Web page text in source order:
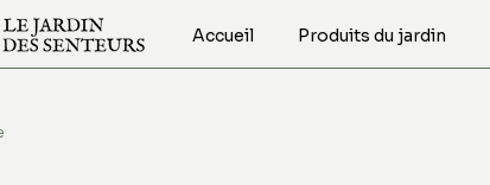
Accueil Produits du jardin